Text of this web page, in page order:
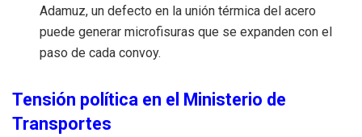
Adamuz, un defecto en la unión térmica del acero
puede generar microfisuras que se expanden con el
paso de cada convoy.
Tensión política en el Ministerio de
Transportes